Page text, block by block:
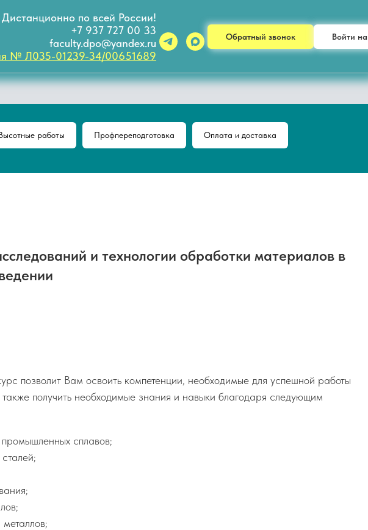
Дистанционно по всей России!
+7 937 727 00 33
faculty.dpo@yandex.ru
№ Л035-01239-34/00651689
Обратный звонок Войти
работы Профпереподготовка Оплата и доставка
и технологии обработки материалов в
позволит Вам освоить компетенции, необходимые для успешной работы
получить необходимые знания и навыки благодаря следующим
сплавов;